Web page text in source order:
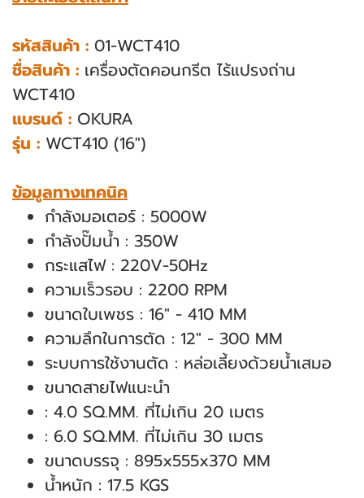
รหัสสินค้า : 01-WCT410
ชื่อสินค้า : เครื่องตัดคอนกรีต ไร้แปรงถ่าน
WCT410
แบรนด์ : OKURA
รุ่น : WCT410 (16")
ข้อมูลทางเทคนิค
กำลังมอเตอร์ : 5000W
กำลังปั๊มน้ำ : 350W
กระแสไฟ : 220V-50Hz
ความเร็วรอบ : 2200 RPM
ขนาดใบเพชร : 16" - 410 MM
ความลึกในการตัด : 12" - 300 MM
ระบบการใช้งานตัด : หล่อเลี้ยงด้วยน้ำเสมอ
ขนาดสายไฟแนะนำ
: 4.0 SQ.MM. ที่ไม่เกิน 20 เมตร
: 6.0 SQ.MM. ที่ไม่เกิน 30 เมตร
ขนาดบรรจุ : 895x555x370 MM
น้ำหนัก : 17.5 KGS